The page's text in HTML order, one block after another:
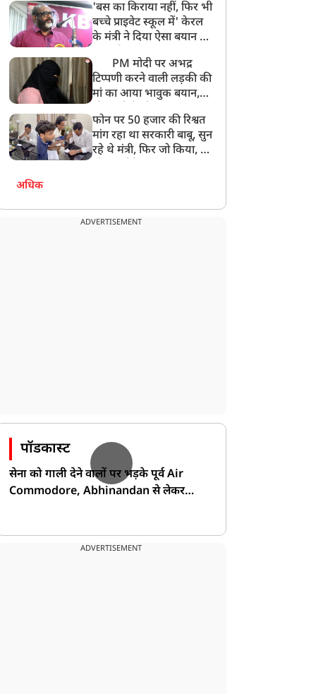
अनमोल कुछ नहीं
'बस का किराया नहीं, फिर भी
बच्चे प्राइवेट स्कूल में' केरल
के मंत्री ने दिया ऐसा बयान की
PM मोदी पर अभद्र
टिप्पणी करने वाली लड़की की
मां का आया भावुक बयान,
बेटी को गोद लें प्रधानमंत्री
फोन पर 50 हजार की रिश्वत
मांग रहा था सरकारी बाबू, सुन
रहे थे मंत्री, फिर जो किया, वो
अधिक
ADVERTISEMENT
पॉडकास्ट
सेना को गाली देने वालों पर भड़के पूर्व Air
Commodore, Abhinandan से लेकर
ADVERTISEMENT